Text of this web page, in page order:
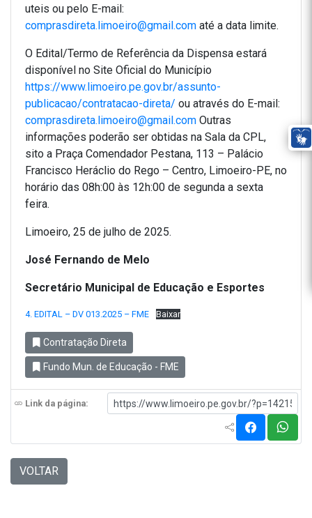
uteis ou pelo E-mail:
comprasdireta.limoeiro@gmail.com até a data limite.
O Edital/Termo de Referência da Dispensa estará
disponível no Site Oficial do Município
https://www.limoeiro.pe.gov.br/assunto-
publicacao/contratacao-direta/ ou através do E-mail:
comprasdireta.limoeiro@gmail.com Outras
informações poderão ser obtidas na Sala da CPL,
sito a Praça Comendador Pestana, 113 – Palácio
Francisco Heráclio do Rego – Centro, Limoeiro-PE, no
horário das 08h:00 às 12h:00 de segunda a sexta
feira.
Limoeiro, 25 de julho de 2025.
José Fernando de Melo
Secretário Municipal de Educação e Esportes
4. EDITAL – DV 013.2025 – FME Baixar
Contratação Direta
Fundo Mun. de Educação - FME
Link da página:
VOLTAR